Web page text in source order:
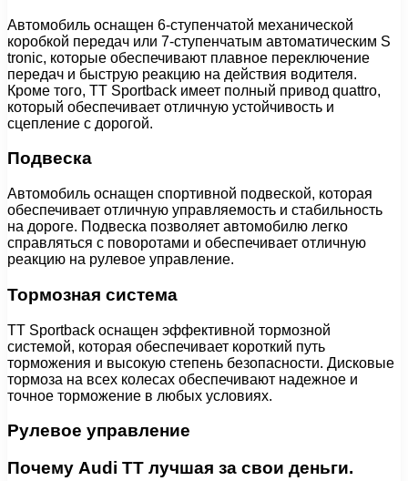
Автомобиль оснащен 6-ступенчатой механической
коробкой передач или 7-ступенчатым автоматическим S
tronic, которые обеспечивают плавное переключение
передач и быструю реакцию на действия водителя.
Кроме того, TT Sportback имеет полный привод quattro,
который обеспечивает отличную устойчивость и
сцепление с дорогой.
Подвеска
Автомобиль оснащен спортивной подвеской, которая
обеспечивает отличную управляемость и стабильность
на дороге. Подвеска позволяет автомобилю легко
справляться с поворотами и обеспечивает отличную
реакцию на рулевое управление.
Тормозная система
TT Sportback оснащен эффективной тормозной
системой, которая обеспечивает короткий путь
торможения и высокую степень безопасности. Дисковые
тормоза на всех колесах обеспечивают надежное и
точное торможение в любых условиях.
Рулевое управление
Почему Audi TT лучшая за свои деньги.